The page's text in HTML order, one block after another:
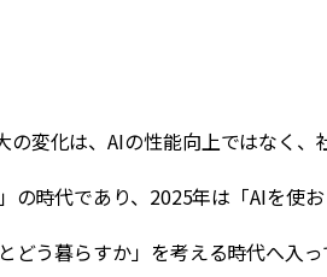
変化は、AIの性能向上ではなく、
の時代であり、2025年は「AIを使お
どう暮らすか」を考える時代へ入